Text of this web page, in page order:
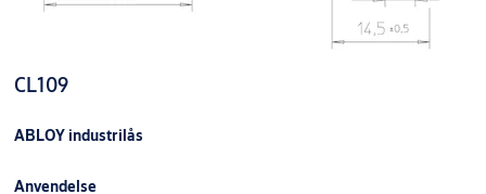
CL109
ABLOY industrilås
Anvendelse